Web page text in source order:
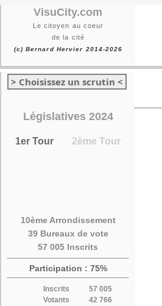
VisuCity.com
Le citoyen au coeur
de la cité
(c) Bernard Hervier 2014-2026
> Choisissez un scrutin <
Législatives 2024
1er Tour 2ème Tour
10ème Arrondissement
39 Bureaux de vote
57 005 Inscrits
Participation : 75%
Inscrits
57 005
Votants
42 766